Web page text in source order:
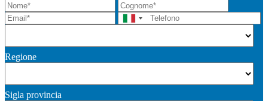
Regione
Sigla provincia